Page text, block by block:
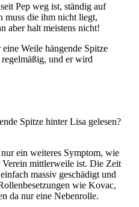
Pep weg ist, ständig auf
muss die ihm nicht liegt,
aber halt meistens nicht!
Weile hängende Spitze
und er wird
Spitze hinter Lisa gelesen?
ein weiteres Symptom, wie
Verein mittlerweile ist. Die Zeit
massiv geschädigt und
wie Kovac,
da nur eine Nebenrolle.